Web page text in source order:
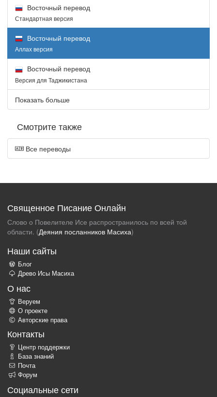
Восточный перевод
Стандартная версия
Восточный перевод
Аллах версия
Восточный перевод
Версия для Таджикистана
Показать больше
Смотрите также
Все переводы
Священное Писание Онлайн
Слово о Повелителе Исе распространилось по всей той
области. (Деяния посланников Масиха)
Наши сайты
Блог
Древо Исы Масиха
О нас
Веруем
О проекте
Авторские права
Контакты
Центр поддержки
База знаний
Почта
Форум
Социальные сети